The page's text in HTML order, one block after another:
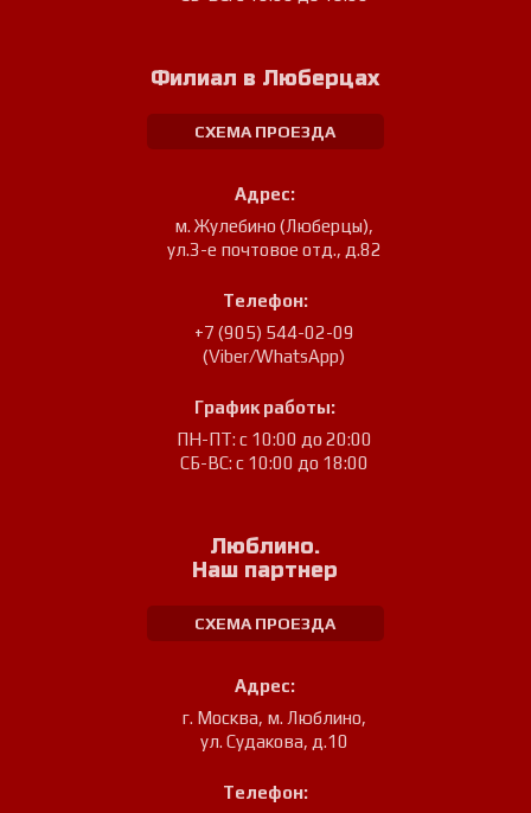
Филиал в Люберцах
СХЕМА ПРОЕЗДА
Адрес:
м. Жулебино (Люберцы),
ул.3-е почтовое отд., д.82
Телефон:
+7 (905) 544-02-09
(Viber/WhatsApp)
График работы:
ПН-ПТ: с 10:00 до 20:00
СБ-ВС: с 10:00 до 18:00
Люблино.
Наш партнер
СХЕМА ПРОЕЗДА
Адрес:
г. Москва, м. Люблино,
ул. Судакова, д.10
Телефон: